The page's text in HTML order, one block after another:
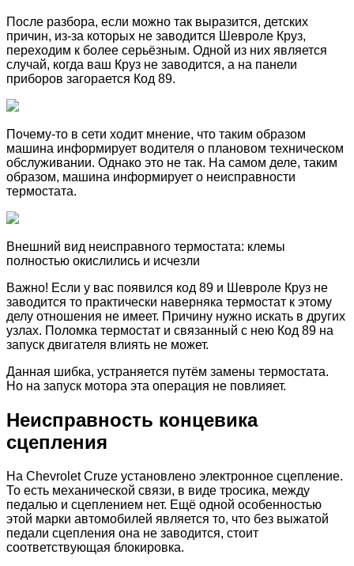
После разбора, если можно так выразится, детских
причин, из-за которых не заводится Шевроле Круз,
переходим к более серьёзным. Одной из них является
случай, когда ваш Круз не заводится, а на панели
приборов загорается Код 89.
Почему-то в сети ходит мнение, что таким образом
машина информирует водителя о плановом техническом
обслуживании. Однако это не так. На самом деле, таким
образом, машина информирует о неисправности
термостата.
Внешний вид неисправного термостата: клемы
полностью окислились и исчезли
Важно! Если у вас появился код 89 и Шевроле Круз не
заводится то практически наверняка термостат к этому
делу отношения не имеет. Причину нужно искать в других
узлах. Поломка термостат и связанный с нею Код 89 на
запуск двигателя влиять не может.
Данная шибка, устраняется путём замены термостата.
Но на запуск мотора эта операция не повлияет.
Неисправность концевика
сцепления
На Сhevrolet Сruze установлено электронное сцепление.
То есть механической связи, в виде тросика, между
педалью и сцеплением нет. Ещё одной особенностью
этой марки автомобилей является то, что без выжатой
педали сцепления она не заводится, стоит
соответствующая блокировка.